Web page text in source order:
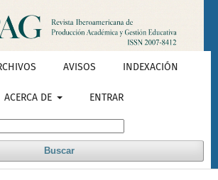
AVISOS INDEXACIÓN
ACERCA DE ENTRAR
Buscar